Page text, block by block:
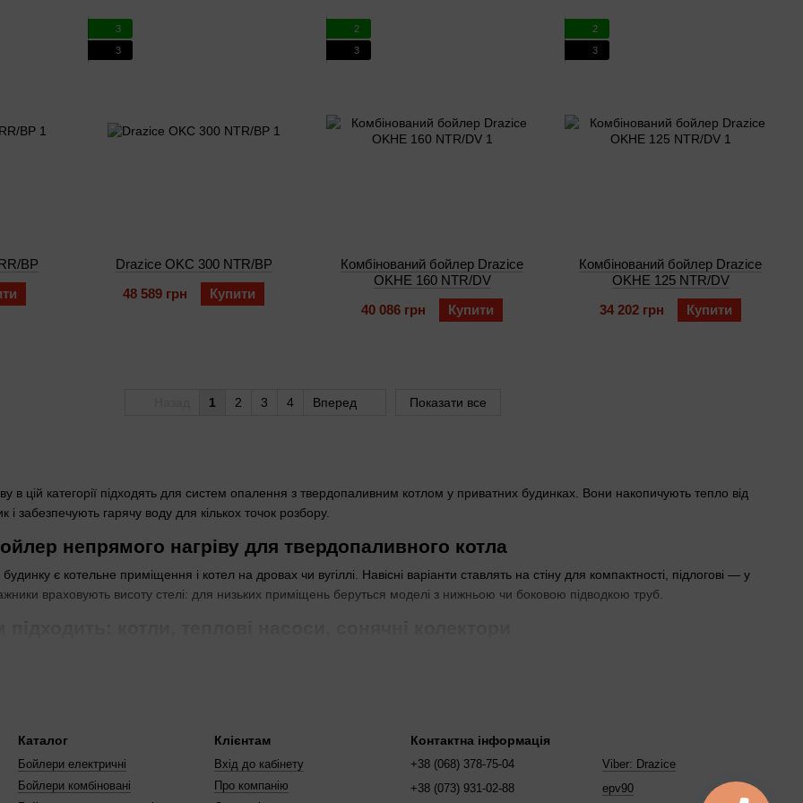
в цій категорії підходять для систем опалення з твердопаливним котлом у приватних будинках. Вони накопичують тепло від
і забезпечують гарячу воду для кількох точок розбору.
непрямого нагріву для твердопаливного котла
є котельне приміщення і котел на дровах чи вугіллі. Навісні варіанти ставлять на стіну для компактності, підлогові — у
враховують висоту стелі: для низьких приміщень беруться моделі з нижньою чи боковою підводкою труб.
160 л. Сім’ї з 4-6 членів беруть від 200 до 500 л — це запас на душ і кухню. Для котеджів з басейном чи кількома санвузлами
габарити: круглі моделі компактніші за прямокутні.
двох джерел тепла: кількість теплообмінників
BP
3
3
Drazice OKC 300 NTR/BP
48 589 грн
Купити
2
3
Комбінований бойлер Drazice
OKHE 160 NTR/DV
40 086 грн
Купити
2
3
Комбінований бойлер Drazice
OKHE 125 NTR/DV
34 202 грн
Купити
1 2 3 4 Вперед Показати все
Каталог
Бойлери електричні
Бойлери комбіновані
Клієнтам
Вхід до кабінету
Про компанію
Контактна інформація
+38 (068) 378-75-04
+38 (073) 931-02-88
Viber: Drazice
epv90